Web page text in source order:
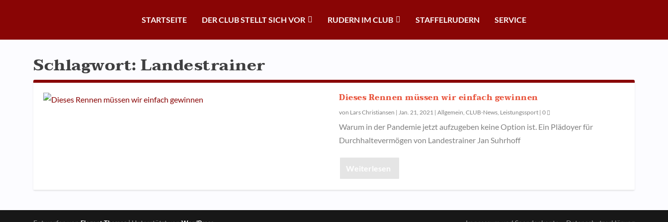
STARTSEITE DER CLUB STELLT SICH VOR RUDERN IM CLUB STAFFELRUDERN SERVICE
Schlagwort:Landestrainer
Dieses Rennen müssen wir einfach gewinnen
von Lars Christiansen | Jan. 21, 2021 | Allgemein, CLUB-News, Leistungssport | 0
Warum in der Pandemie jetzt aufzugeben keine Option ist. Ein Plädoyer für
Durchhaltevermögen von Landestrainer Jan Suhrhoff
Weiterlesen